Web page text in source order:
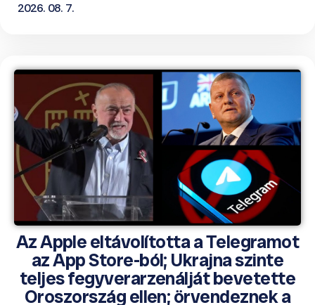
2026. 08. 7.
Az Apple eltávolította a Telegramot
az App Store-ból; Ukrajna szinte
teljes fegyverarzenálját bevetette
Oroszország ellen; örvendeznek a